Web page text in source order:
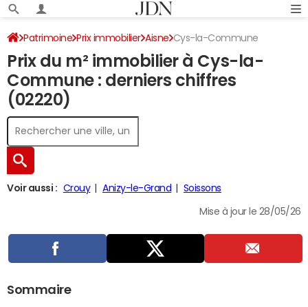
Patrimoine Prix immobilier Aisne Cys-la-Commune
Prix du m² immobilier à Cys-la-
Commune : derniers chiffres
(02220)
Voir aussi : Crouy Anizy-le-Grand Soissons
Mise à jour le 28/05/26
Sommaire